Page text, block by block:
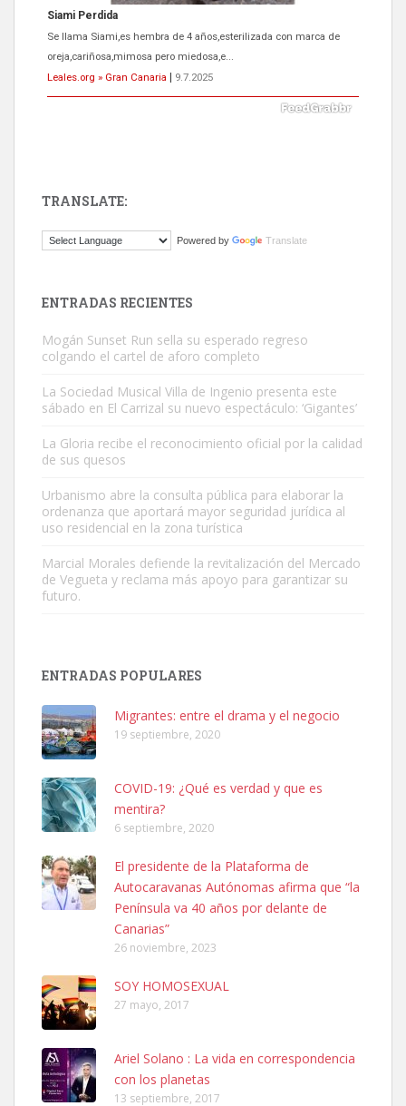
Siami Perdida
Se llama Siami,es hembra de 4 años,esterilizada con marca de
oreja,cariñosa,mimosa pero miedosa,e...
Leales.org » Gran Canaria
9.7.2025
El ayuntamiento se va a llevar a Los Gatos callejeros de la zona los
Este gato macho ha aparecido en la calle hace menos de un mes,
Leales.org » Gran Canaria | 9.7.2025
Leales.org » Gran Canaria
SHIBA PERDIDO AVDA JOSE MESA Y LOPEZ
PERRO MACHO RAZA SHIBA CON MICROCHIP PERDIDO HOY
06/07/2025 ZONA MESA Y LOPEZ. ES MUY ASUSTADIZO
Leales.org » Gran Canaria
6.7.2025
Ninfa perdida
El día 5 se los perdió una ninfa papillera, asustada tiene miedo a la
TRANSLATE:
Powered by Translate
ENTRADAS RECIENTES
Mogán Sunset Run sella su esperado regreso
colgando el cartel de aforo completo
La Sociedad Musical Villa de Ingenio presenta este
sábado en El Carrizal su nuevo espectáculo: ‘Gigantes’
La Gloria recibe el reconocimiento oficial por la calidad
de sus quesos
Urbanismo abre la consulta pública para elaborar la
ordenanza que aportará mayor seguridad jurídica al
uso residencial en la zona turística
Marcial Morales defiende la revitalización del Mercado
de Vegueta y reclama más apoyo para garantizar su
futuro.
ENTRADAS POPULARES
Migrantes: entre el drama y el negocio
19 septiembre, 2020
COVID-19: ¿Qué es verdad y que es
mentira?
6 septiembre, 2020
El presidente de la Plataforma de
Autocaravanas Autónomas afirma que “la
Península va 40 años por delante de
Canarias”
26 noviembre, 2023
SOY HOMOSEXUAL
27 mayo, 2017
Ariel Solano : La vida en correspondencia
con los planetas
13 septiembre, 2017